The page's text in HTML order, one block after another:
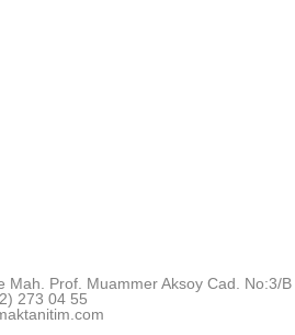
Mah. Prof. Muammer Aksoy Cad. No:3/
273 04 55